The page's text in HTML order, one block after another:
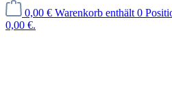
0,00 € Warenkorb enthält 0
0,00 €.